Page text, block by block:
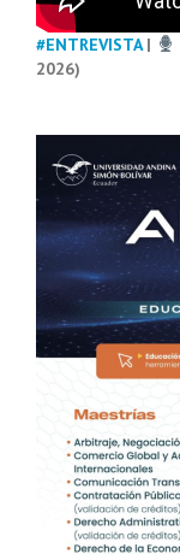
#ENTREVISTA|
2026)